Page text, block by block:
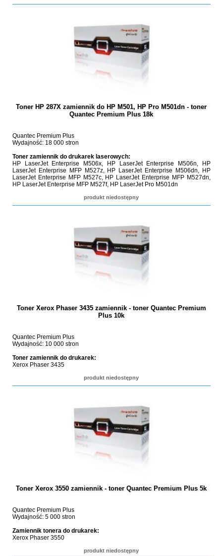
Toner HP 287X zamiennik do HP M501, HP Pro M501dn - toner
Quantec Premium Plus 18k
Quantec Premium Plus
Wydajność: 18 000 stron
Toner zamiennik do drukarek laserowych:
HP LaserJet Enterprise M506x, HP LaserJet Enterprise M506n, HP
LaserJet Enterprise MFP M527z, HP LaserJet Enterprise M506dn, HP
LaserJet Enterprise MFP M527c, HP LaserJet Enterprise MFP M527dn,
HP LaserJet Enterprise MFP M527f, HP LaserJet Pro M501dn
produkt niedostępny
Toner Xerox Phaser 3435 zamiennik - toner Quantec Premium
Plus 10k
Quantec Premium Plus
Wydajność: 10 000 stron
Toner zamiennik do drukarek:
Xerox Phaser 3435
produkt niedostępny
Toner Xerox 3550 zamiennik - toner Quantec Premium Plus 5k
Quantec Premium Plus
Wydajność: 5 000 stron
Zamiennik tonera do drukarek:
Xerox Phaser 3550
produkt niedostępny